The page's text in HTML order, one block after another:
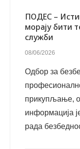
ПОДЕС –
морају бити
служби
08/06/2026
Одбор за
прикупљање,
информација
рада